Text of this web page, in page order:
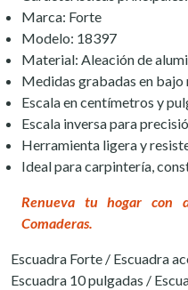
Marca: Forte
Modelo: 18397
Material: Aleación de
Medidas grabadas en bajo
Escala en centímetros y
Escala inversa para
Herramienta ligera y
Ideal para carpintería,
Renueva tu hogar con
Comaderas.
Escuadra Forte / Escuadra
Escuadra 10 pulgadas /